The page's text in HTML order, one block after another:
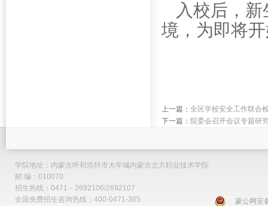
入校后，
境，为即将
上一篇： 全区学校安全工作联合
下一篇： 院委会召开会议专题研
学院地址：内蒙古呼和浩特市大学城内蒙古北方职业技术学院
邮 编：010070
招生热线：0471－2692106/2692107
全国免费招生咨询热线：400-0471-365
蒙公网安